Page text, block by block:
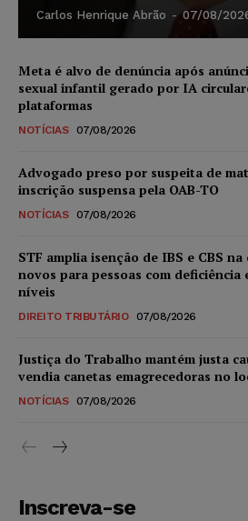
Carlos Henrique Abrão - 07/08/
Meta é alvo de denúncia após
sexual infantil gerado por IA
plataformas
NOTÍCIAS 07/08/2026
Advogado preso por suspeita de
inscrição suspensa pela OAB-TO
NOTÍCIAS 07/08/2026
STF amplia isenção de IBS e CBS
novos para pessoas com deficiência
níveis
DIREITO TRIBUTÁRIO 07/08/2026
Justiça do Trabalho mantém justa
vendia canetas emagrecedoras no
NOTÍCIAS 07/08/2026
Inscreva-se